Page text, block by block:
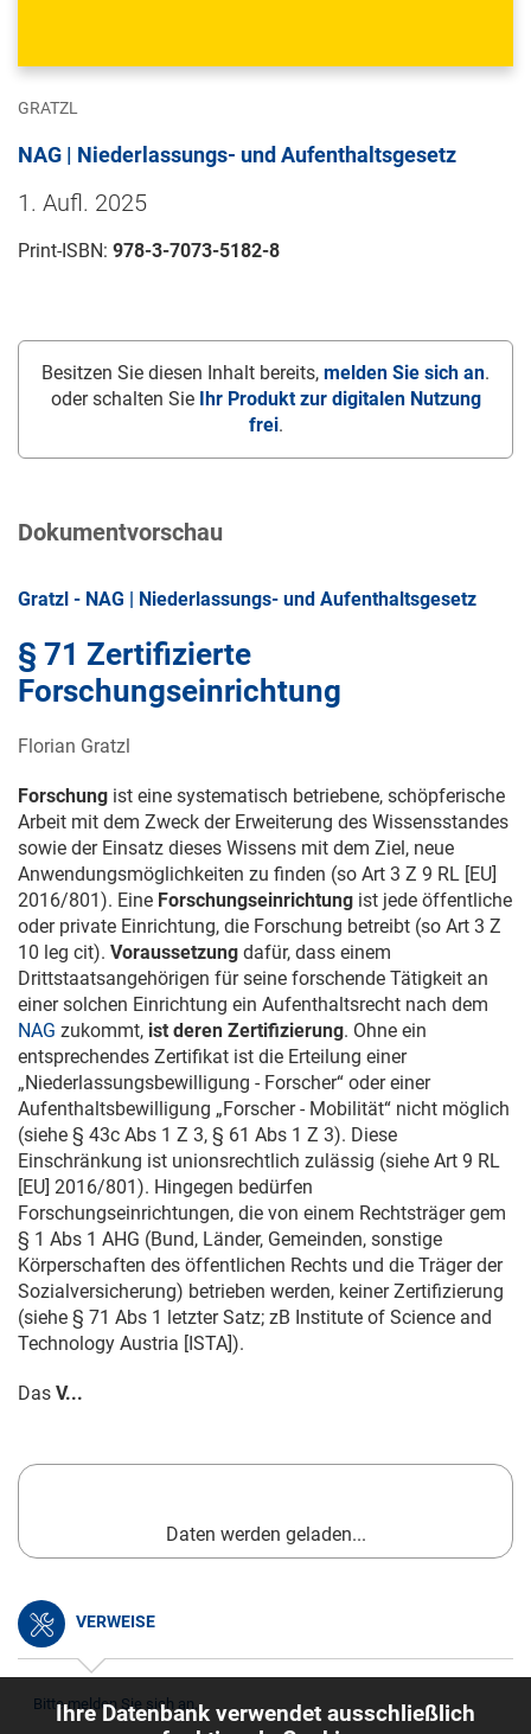
GRATZL
NAG | Niederlassungs- und Aufenthaltsgesetz
1. Aufl. 2025
Print-ISBN: 978-3-7073-5182-8
Besitzen Sie diesen Inhalt bereits, melden Sie sich an.
oder schalten Sie
Ihr Produkt zur digitalen Nutzung
frei.
Dokumentvorschau
Gratzl - NAG | Niederlassungs- und Aufenthaltsgesetz
§ 71 Zertifizierte
Forschungseinrichtung
Florian Gratzl
Forschung ist eine systematisch betriebene, schöpferische
Arbeit mit dem Zweck der Erweiterung des Wissensstandes
sowie der Einsatz dieses Wissens mit dem Ziel, neue
Anwendungsmöglichkeiten zu finden (so Art 3 Z 9 RL [EU]
2016/801). Eine Forschungseinrichtung ist jede öffentliche
oder private Einrichtung, die Forschung betreibt (so Art 3 Z
10 leg cit). Voraussetzung dafür, dass einem
Drittstaatsangehörigen für seine forschende Tätigkeit an
einer solchen Einrichtung ein Aufenthaltsrecht nach dem
NAG zukommt, ist deren Zertifizierung. Ohne ein
entsprechendes Zertifikat ist die Erteilung einer
„Niederlassungsbewilligung - Forscher“ oder einer
Aufenthaltsbewilligung „Forscher - Mobilität“ nicht möglich
(siehe § 43c Abs 1 Z 3, § 61 Abs 1 Z 3). Diese
Einschränkung ist unionsrechtlich zulässig (siehe Art 9 RL
[EU] 2016/801). Hingegen bedürfen
Forschungseinrichtungen, die von einem Rechtsträger gem
§ 1 Abs 1 AHG (Bund, Länder, Gemeinden, sonstige
Körperschaften des öffentlichen Rechts und die Träger der
Sozialversicherung) betrieben werden, keiner Zertifizierung
(siehe § 71 Abs 1 letzter Satz; zB Institute of Science and
Technology Austria [ISTA]).
Das V...
Daten werden geladen...
VERWEISE
Bitte melden Sie sich an.
Ihre Datenbank verwendet ausschließlich